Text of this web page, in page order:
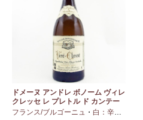
シャルドネ
ドメーヌ アンドレ ボノーム ヴィレ
クレッセ レ プレトル ド カンテー
ヌ 2023 750ml
フランス/ブルゴーニュ ・ 白：辛口